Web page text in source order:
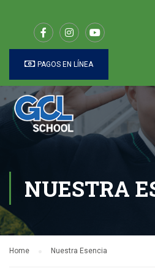
PAGOS EN LÍNEA
NUESTRA
Home Nuestra Esencia